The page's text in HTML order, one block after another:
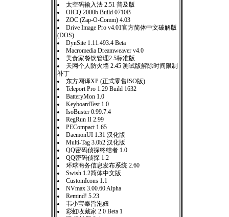
太空码输入法 2.51 普及版
OICQ 2000b Build 0710B
ZOC (Zap-O-Comm) 4.03
Drive Image Pro v4.01官方简体中文破解版
(DOS)
DynSite 1.11.493.4 Beta
Macromedia Dreamweaver v4.0
美食家餐饮管理2.5标准版
天网个人防火墙 2.45 测试版解除时间限制
补丁
东方网译XP (正式零售ISO版)
Teleport Pro 1.29 Build 1632
BatteryMon 1.0
KeyboardTest 1.0
IsoBuster 0.99.7.4
RegRun II 2.99
PECompact 1.65
DaemonUI 1.31 汉化版
Multi-Tag 3.0b2 汉化版
QQ密码侦探终结者 1.0
QQ密码侦探 1.2
环球商务信息发布系统 2.60
Swish 1.2简体中文版
CustomIcons 1.1
NVmax 3.00.60 Alpha
Remind! 5.23
韦小宝奉旨泡妞
彩虹收藏家 2.0 Beta 1